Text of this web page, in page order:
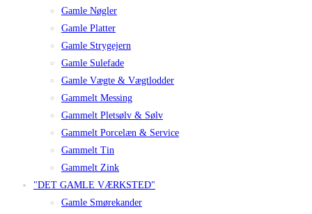
Gamle Nøgler
Gamle Platter
Gamle Strygejern
Gamle Sulefade
Gamle Vægte & Vægtlodder
Gammelt Messing
Gammelt Pletsølv & Sølv
Gammelt Porcelæn & Service
Gammelt Tin
Gammelt Zink
"DET GAMLE VÆRKSTED"
Gamle Smørekander